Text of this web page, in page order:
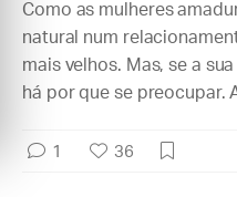
Como as mulheres
natural num
mais velhos. Mas, se a
há por que se preocupar.
1 36